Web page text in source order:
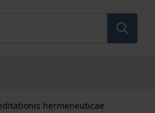
hermeneuticae